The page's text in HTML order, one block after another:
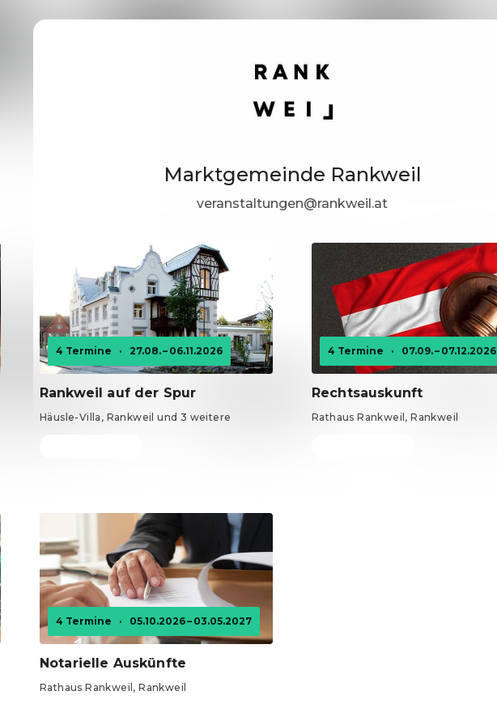
Marktgemeinde Rankweil
veranstaltungen@rankweil.at
4 Termine · 27.08. – 06.11.2026
Rankweil auf der Spur
Häusle-Villa, Rankweil und 3 weitere
4 Termine · 07.09. – 07.12.2026
Rechtsauskunft
Rathaus Rankweil, Rankweil
4 Termine · 05.10.2026 – 03.05.2027
Notarielle Auskünfte
Rathaus Rankweil, Rankweil